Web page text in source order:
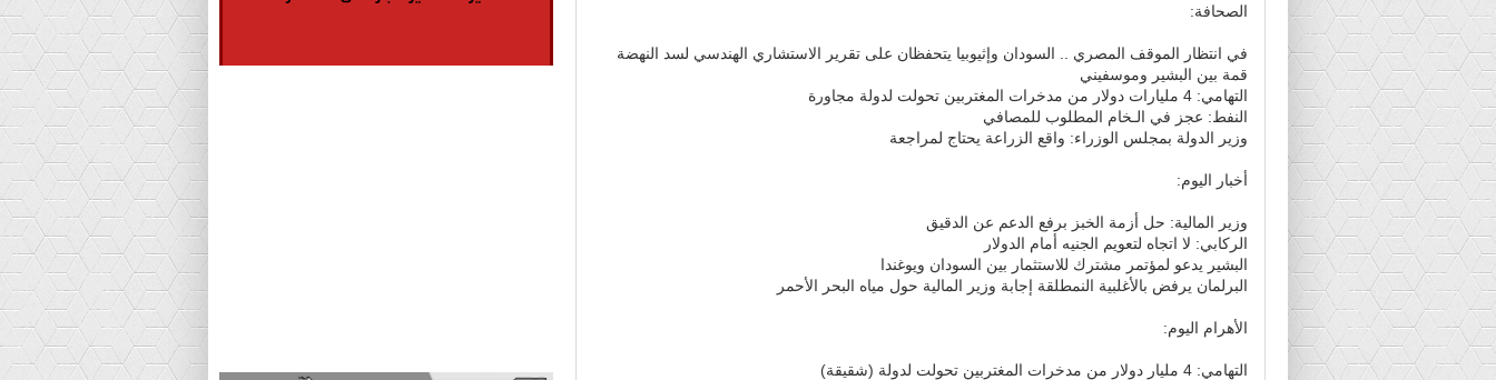
الصحافة:
في انتظار الموقف المصري .. السودان وإثيوبيا يتحفظان على تقرير الاستشاري الهندسي لسد النهضة
قمة بين البشير وموسفيني
التهامي: 4 مليارات دولار من مدخرات المغتربين تحولت لدولة مجاورة
النفط: عجز في الـخام المطلوب للمصافي
وزير الدولة بمجلس الوزراء: واقع الزراعة يحتاج لمراجعة
أخبار اليوم:
وزير المالية: حل أزمة الخبز برفع الدعم عن الدقيق
الركابي: لا اتجاه لتعويم الجنيه أمام الدولار
البشير يدعو لمؤتمر مشترك للاستثمار بين السودان ويوغندا
البرلمان يرفض بالأغلبية النمطلقة إجابة وزير المالية حول مياه البحر الأحمر
الأهرام اليوم:
التهامي: 4 مليار دولار من مدخرات المغتربين تحولت لدولة (شقيقة)